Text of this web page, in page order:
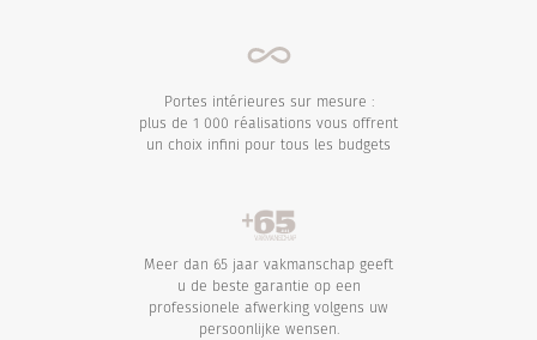
Portes intérieures sur mesure :
plus de 1 000 réalisations vous offrent
un choix infini pour tous les budgets
Meer dan 65 jaar vakmanschap geeft
u de beste garantie op een
professionele afwerking volgens uw
persoonlijke wensen.